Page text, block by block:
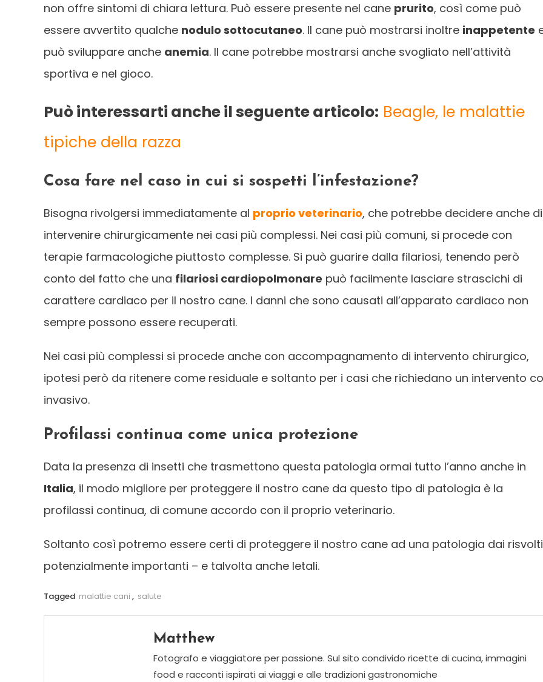
non offre sintomi di chiara lettura. Può essere presente nel cane prurito, così come può
essere avvertito qualche nodulo sottocutaneo. Il cane può mostrarsi inoltre inappetente
può sviluppare anche anemia. Il cane potrebbe mostrarsi anche svogliato nell’attività
sportiva e nel gioco.
Può interessarti anche il seguente articolo: Beagle, le malattie
tipiche della razza
Cosa fare nel caso in cui si sospetti l’infestazione?
Bisogna rivolgersi immediatamente al proprio veterinario, che potrebbe decidere anche di
intervenire chirurgicamente nei casi più complessi. Nei casi più comuni, si procede con
terapie farmacologiche piuttosto complesse. Si può guarire dalla filariosi, tenendo però
conto del fatto che una filariosi cardiopolmonare può facilmente lasciare strascichi di
carattere cardiaco per il nostro cane. I danni che sono causati all’apparato cardiaco non
sempre possono essere recuperati.
Nei casi più complessi si procede anche con accompagnamento di intervento chirurgico,
ipotesi però da ritenere come residuale e soltanto per i casi che richiedano un intervento
invasivo.
Profilassi continua come unica protezione
Data la presenza di insetti che trasmettono questa patologia ormai tutto l’anno anche in
Italia, il modo migliore per proteggere il nostro cane da questo tipo di patologia è la
profilassi continua, di comune accordo con il proprio veterinario.
Soltanto così potremo essere certi di proteggere il nostro cane ad una patologia dai risvolti
potenzialmente importanti – e talvolta anche letali.
Tagged malattie cani , salute
Matthew
Fotografo e viaggiatore per passione. Sul sito condivido ricette di cucina, immagini
food e racconti ispirati ai viaggi e alle tradizioni gastronomiche